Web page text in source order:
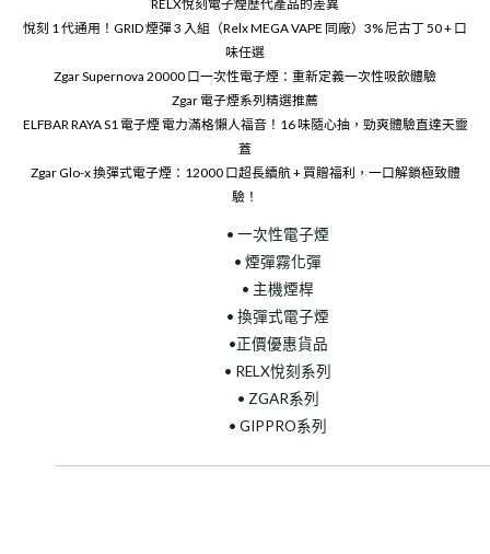
RELX悅刻電子煙歷代產品的差異
悅刻 1 代通用！GRID 煙彈 3 入組（Relx MEGA VAPE 同廠）3% 尼古丁 50 + 口
味任選
Zgar Supernova 20000 口一次性電子煙：重新定義一次性吸飲體驗
Zgar 電子煙系列精選推薦
ELFBAR RAYA S1 電子煙 電力滿格懶人福音！16 味隨心抽，勁爽體驗直達天靈
蓋
Zgar Glo-x 換彈式電子煙：12000 口超長續航 + 買贈福利，一口解鎖極致體
驗！
• 一次性電子煙
• 煙彈霧化彈
• 主機煙桿
• 換彈式電子煙
•正價優惠貨品
• RELX悅刻系列
• ZGAR系列
• GIPPRO系列